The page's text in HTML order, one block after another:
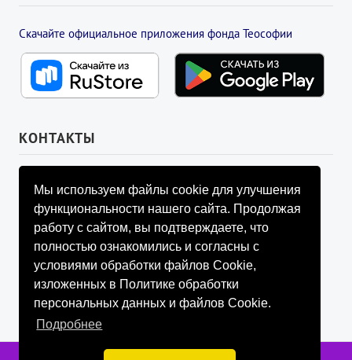
Мы используем файлы cookie для улучшения
функциональности нашего сайта. Продолжая
работу с сайтом, вы подтверждаете, что
полностью ознакомились и согласны с
условиями обработки файлов Cookie,
изложенных в Политике обработки
персональных данных и файлов Cookie.
Подробнее
Скачайте официальное приложения фонда Теософии
КОНТАКТЫ
УПРАВЛЯЮЩИЙ СОВЕТ ФОНДА
info@fondtheosophy.ru
+7 (926) 184-90-66
+7 (926) 910-92-77
+7 (962) 907-24-88